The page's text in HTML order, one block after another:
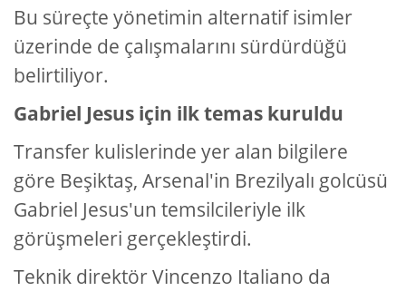
Bu süreçte yönetimin alternatif isimler
üzerinde de çalışmalarını sürdürdüğü
belirtiliyor.
Gabriel Jesus için ilk temas kuruldu
Transfer kulislerinde yer alan bilgilere
göre Beşiktaş, Arsenal'in Brezilyalı golcüsü
Gabriel Jesus'un temsilcileriyle ilk
görüşmeleri gerçekleştirdi.
Teknik direktör Vincenzo Italiano da